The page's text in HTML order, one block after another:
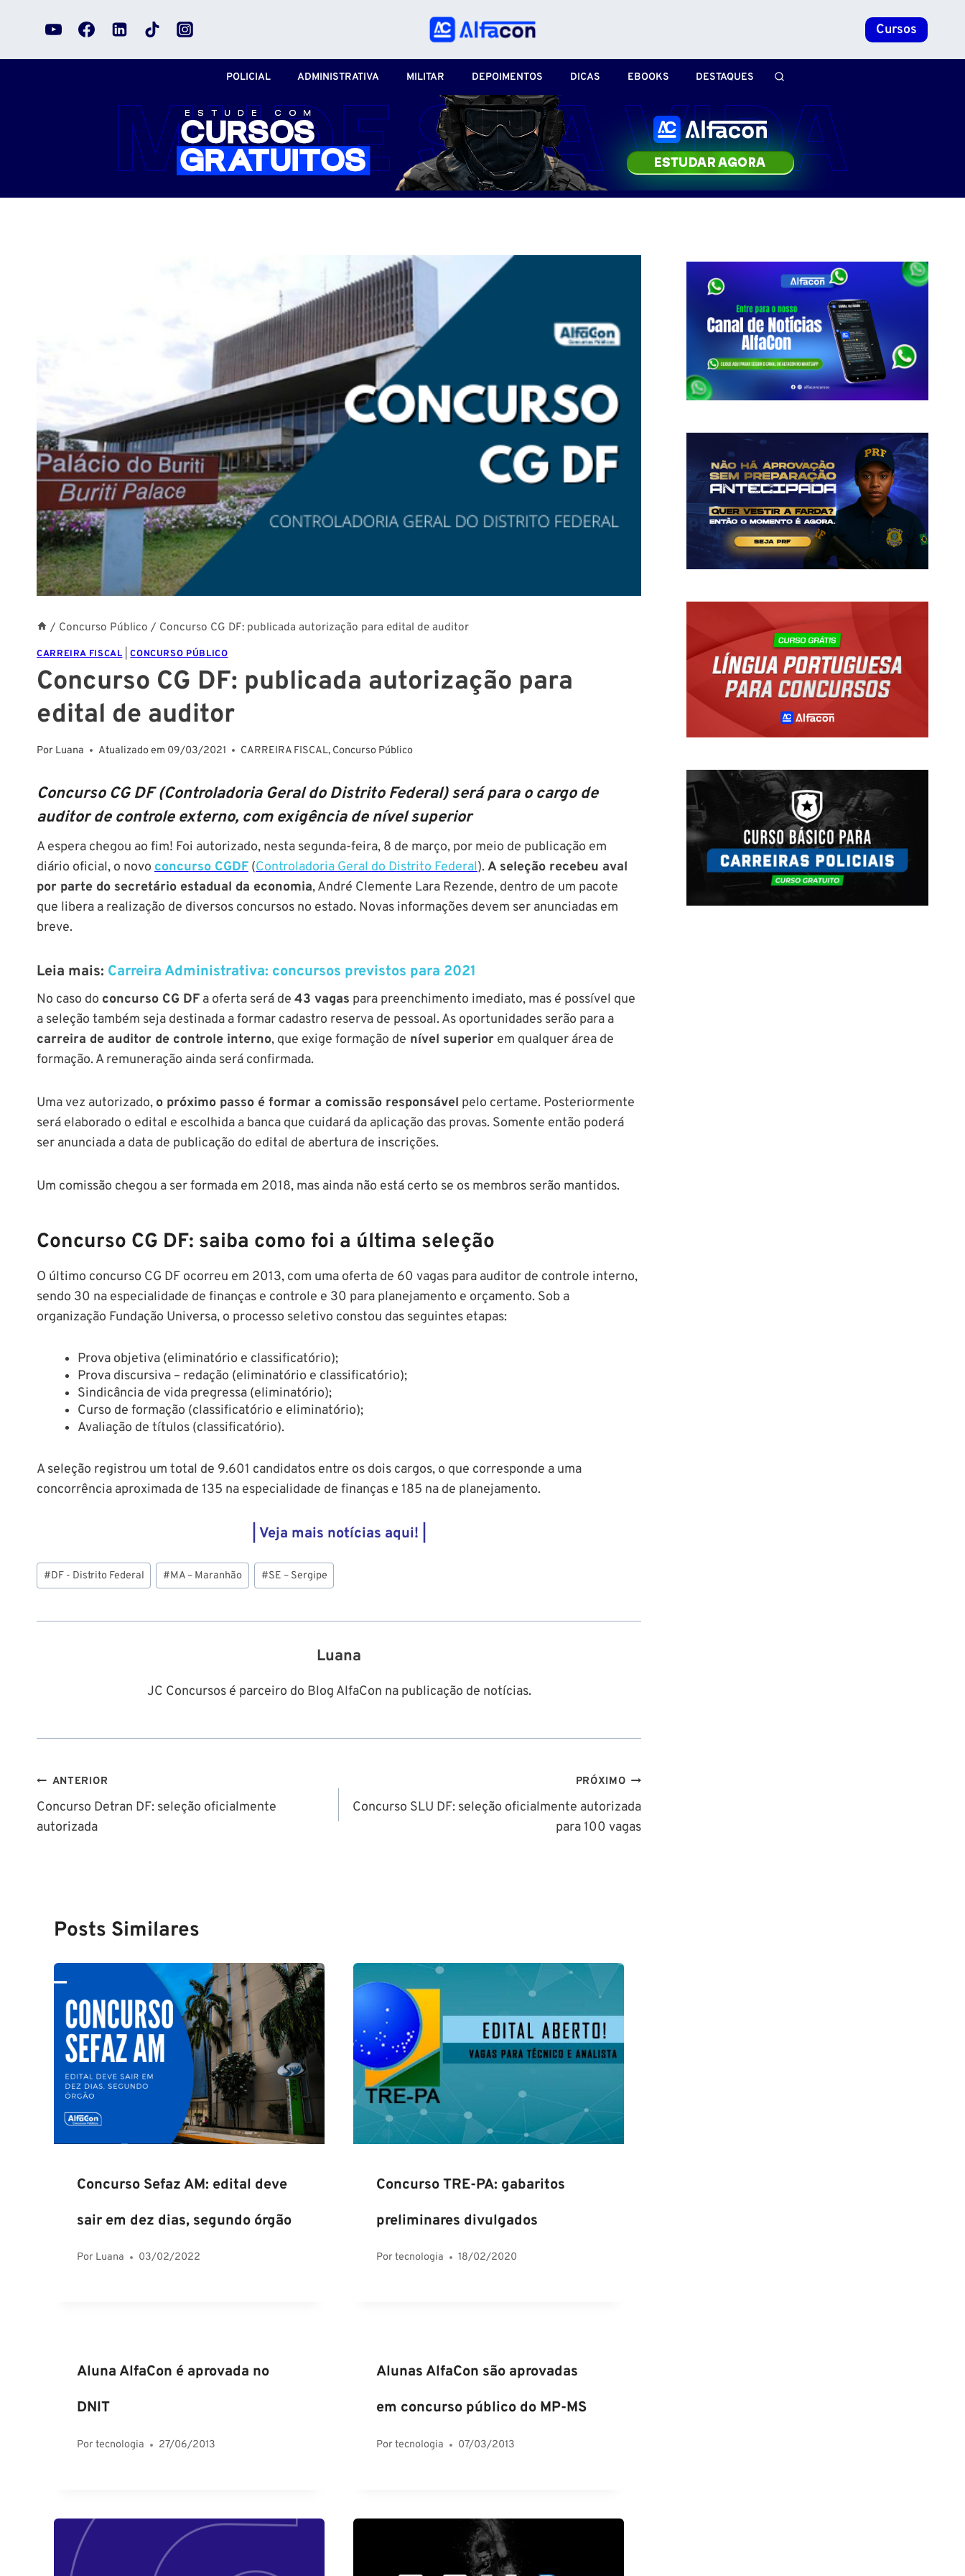
Cursos
POLICIAL ADMINISTRATIVA MILITAR DEPOIMENTOS DICAS EBOOKS DESTAQUES
/ Concurso Público / Concurso CG DF: publicada autorização para edital de auditor
CARREIRA FISCAL |CONCURSO PÚBLICO
Concurso CG DF: publicada autorização para
edital de auditor
Por Luana Atualizado em 09/03/2021 CARREIRA FISCAL, Concurso Público
Concurso CG DF (Controladoria Geral do Distrito Federal) será para o cargo de
auditor de controle externo, com exigência de nível superior
A espera chegou ao fim! Foi autorizado, nesta segunda-feira, 8 de março, por meio de publicação em
diário oficial, o novo concurso CGDF (Controladoria Geral do Distrito Federal).A seleção recebeu aval
por parte do secretário estadual da economia, André Clemente Lara Rezende, dentro de um pacote
que libera a realização de diversos concursos no estado. Novas informações devem ser anunciadas em
breve.
Leia mais: Carreira Administrativa: concursos previstos para 2021
No caso do concurso CG DF a oferta será de 43 vagas para preenchimento imediato, mas é possível que
a seleção também seja destinada a formar cadastro reserva de pessoal. As oportunidades serão para a
carreira de auditor de controle interno, que exige formação de nível superior em qualquer área de
formação. A remuneração ainda será confirmada.
Uma vez autorizado, o próximo passo é formar a comissão responsável pelo certame. Posteriormente
será elaborado o edital e escolhida a banca que cuidará da aplicação das provas. Somente então poderá
ser anunciada a data de publicação do edital de abertura de inscrições.
Um comissão chegou a ser formada em 2018, mas ainda não está certo se os membros serão mantidos.
Concurso CG DF: saiba como foi a última seleção
O último concurso CG DF ocorreu em 2013, com uma oferta de 60 vagas para auditor de controle interno,
sendo 30 na especialidade de finanças e controle e 30 para planejamento e orçamento. Sob a
organização Fundação Universa, o processo seletivo constou das seguintes etapas:
Prova objetiva (eliminatório e classificatório);
Prova discursiva – redação (eliminatório e classificatório);
Sindicância de vida pregressa (eliminatório);
Curso de formação (classificatório e eliminatório);
Avaliação de títulos (classificatório).
A seleção registrou um total de 9.601 candidatos entre os dois cargos, o que corresponde a uma
concorrência aproximada de 135 na especialidade de finanças e 185 na de planejamento.
| Veja mais notícias aqui! |
Tags
do
#DF - Distrito Federal #MA – Maranhão #SE – Sergipe
Luana
JC Concursos é parceiro do Blog AlfaCon na publicação de notícias.
Navegação
de
ANTERIOR
Concurso Detran DF: seleção oficialmente
autorizada
PRÓXIMO
Concurso SLU DF: seleção oficialmente autorizada
para 100 vagas
Posts Similares
Concurso Sefaz AM: edital deve
sair em dez dias, segundo órgão
Por Luana 03/02/2022
Concurso TRE-PA: gabaritos
preliminares divulgados
Portecnologia 18/02/2020
Aluna AlfaCon é aprovada no
DNIT
Portecnologia 27/06/2013
Alunas AlfaCon são aprovadas
em concurso público do MP-MS
Portecnologia 07/03/2013